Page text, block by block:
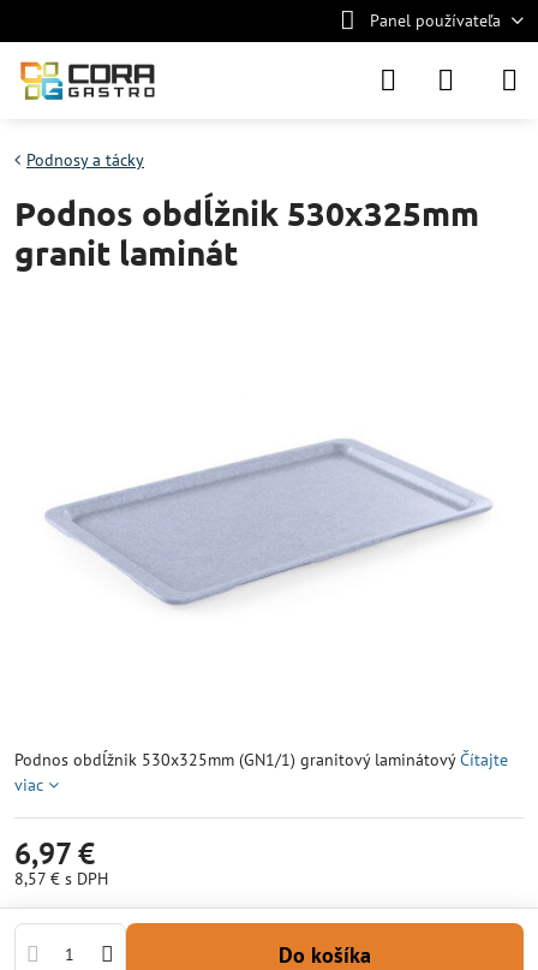
Panel používateľa
Podnosy a tácky
Podnos obdĺžnik 530x325mm
granit laminát
Podnos obdĺžnik 530x325mm (GN1/1) granitový laminátovýČítajte
viac
6,97 €
8,57 € s DPH
Do košíka